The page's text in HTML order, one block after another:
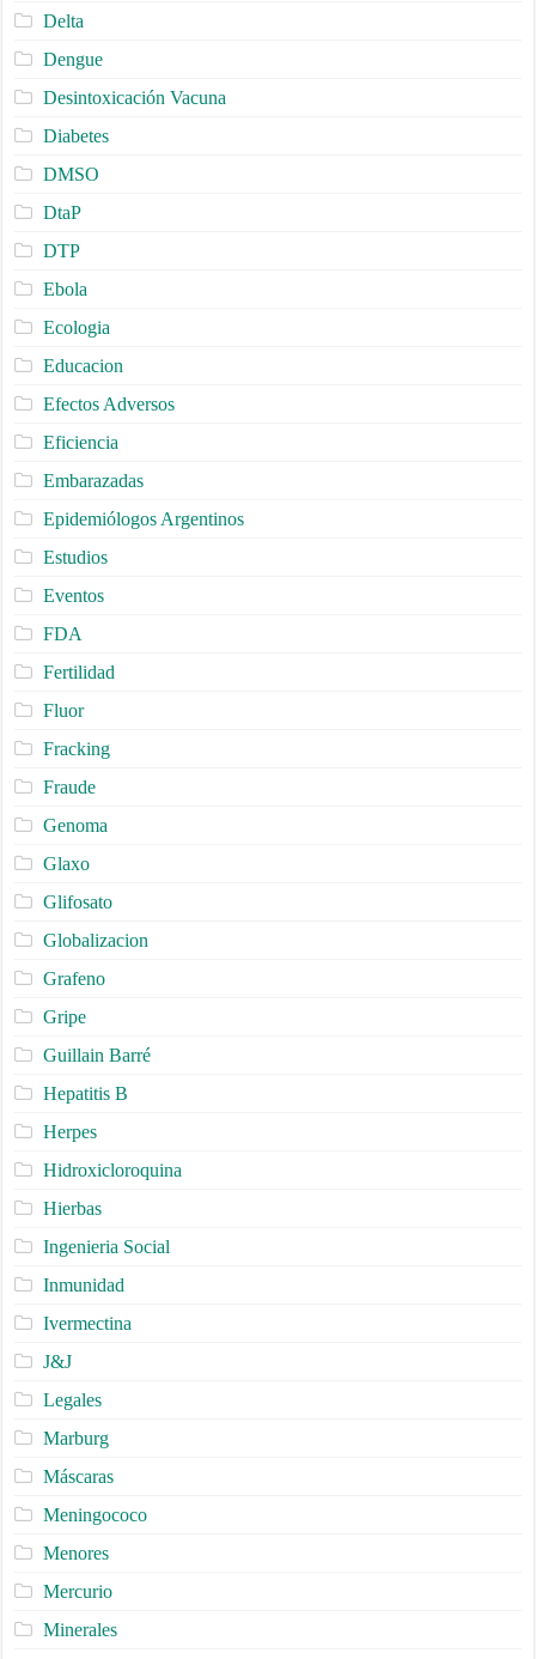
Delta
Dengue
Desintoxicación Vacuna
Diabetes
DMSO
DtaP
DTP
Ebola
Ecologia
Educacion
Efectos Adversos
Eficiencia
Embarazadas
Epidemiólogos Argentinos
Estudios
Eventos
FDA
Fertilidad
Fluor
Fracking
Fraude
Genoma
Glaxo
Glifosato
Globalizacion
Grafeno
Gripe
Guillain Barré
Hepatitis B
Herpes
Hidroxicloroquina
Hierbas
Ingenieria Social
Inmunidad
Ivermectina
J&J
Legales
Marburg
Máscaras
Meningococo
Menores
Mercurio
Minerales